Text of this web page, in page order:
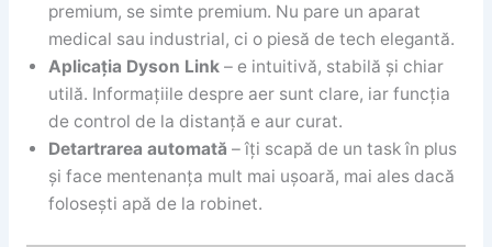
premium, se simte premium. Nu pare un aparat
medical sau industrial, ci o piesă de tech elegantă.
Aplicația Dyson Link– e intuitivă, stabilă și chiar
utilă. Informațiile despre aer sunt clare, iar funcția
de control de la distanță e aur curat.
Detartrarea automată – îți scapă de un task în plus
și face mentenanța mult mai ușoară, mai ales dacă
folosești apă de la robinet.